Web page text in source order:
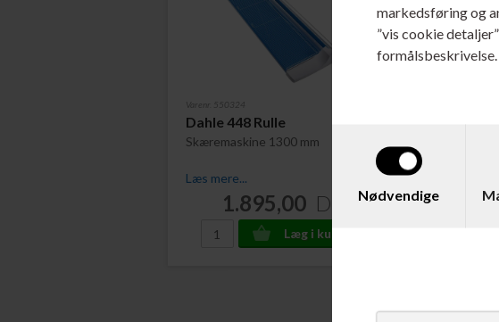
markedsføring og
”vis cookie
formålsbeskrivelse.
Nødvendige
Varenr. 550324
Dahle 448 Rulle
Skæremaskine 1300 mm
Læs mere...
1.895,00 DKK